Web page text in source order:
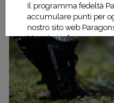
Il programma fedeltà
accumulare punti per
nostro sito web
Maggiori info